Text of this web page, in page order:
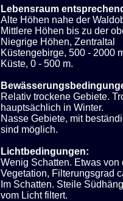
Lebensraum
Alte Höhen nahe der
Mittlere Höhen bis zu der
Niegrige Höhen, Zentraltal
Küstengebirge, 500 - 2000
Küste, 0 - 500 m.
Relativ trockene Gebiete.
hauptsächlich in Winter.
Nasse Gebiete, mit
sind möglich.
Lichtbedingungen:
Wenig Schatten. Etwas
Vegetation, Filterungsgrad
Im Schatten. Steile
vom Licht filtert.